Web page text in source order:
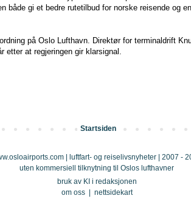
både gi et bedre rutetilbud for norske reisende og
på Oslo Lufthavn. Direktør for terminaldrift
at regjeringen gir klarsignal.
Startsiden
| luftfart- og reiselivsnyheter | 2007 -
uten kommersiell tilknytning til Oslos lufthavner
bruk av KI i redaksjonen
om oss| nettsidekart